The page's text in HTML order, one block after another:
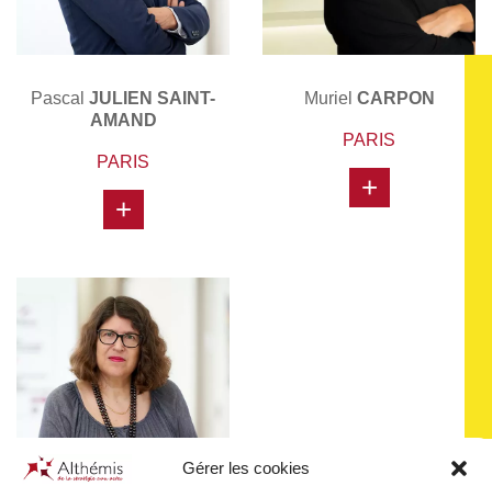
Gérer les cookies
Pascal JULIEN SAINT-
AMAND
PARIS
+
Muriel CARPON
PARIS
+